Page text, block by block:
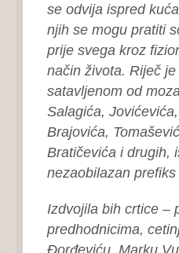
se odvija ispred
njih se mogu pratiti
prije svega kroz
način života. Riječ
satavljenom od
Salagića,
Brajovića,
Bratičevića i drugih,
nezaobilazan prefiks
Izdvojila bih crtice –
predhodnicima,
Đorđeviću, Marku